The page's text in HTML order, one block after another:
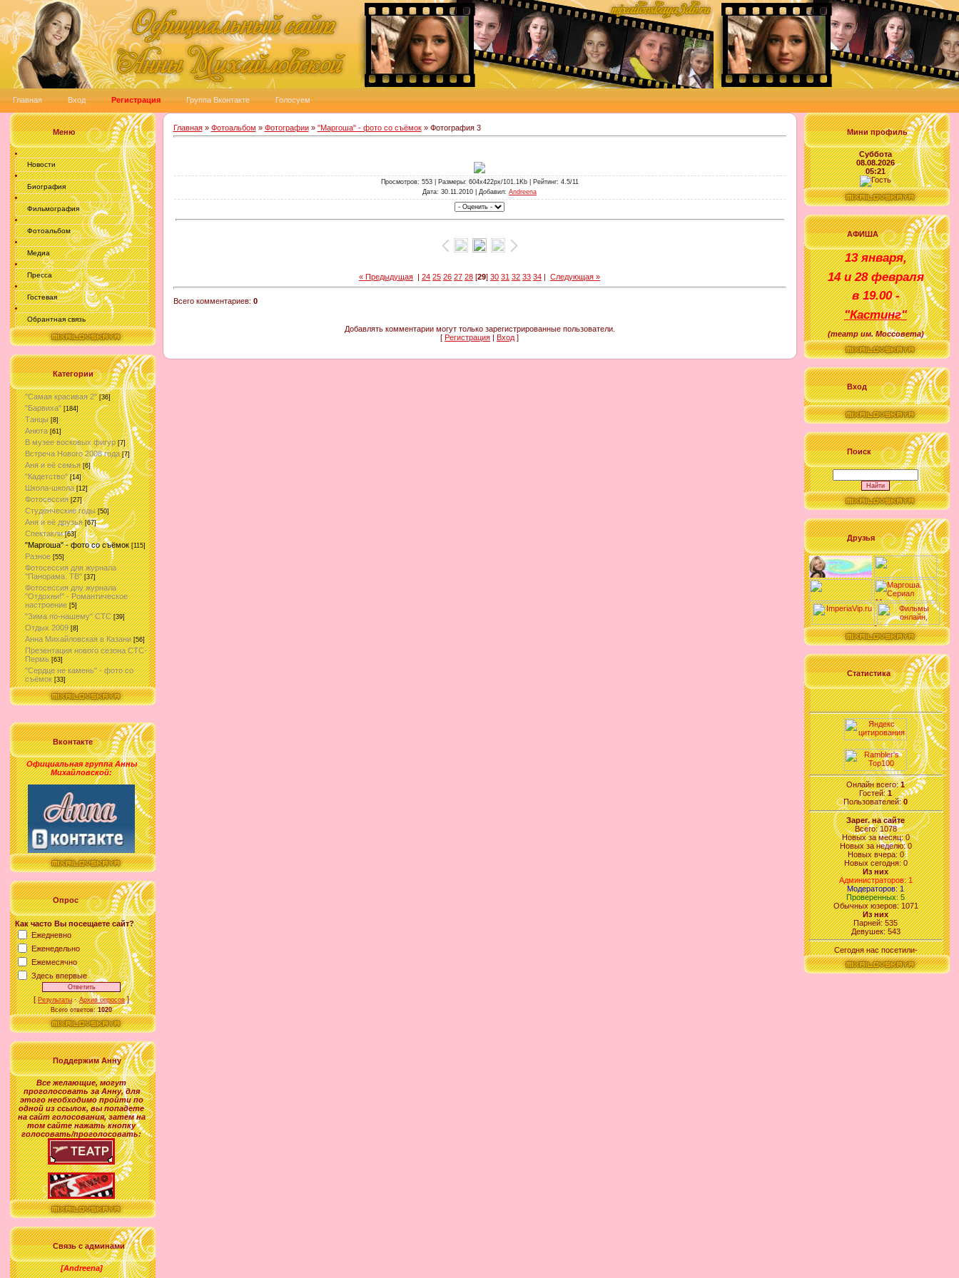
Главная Вход Регистрация Группа Вконтакте Голосуем
Меню
Новости
Биография
Фильмография
Фотоальбом
Медиа
Пресса
Гостевая
Обрантная связь
Категории
"Самая красивая 2" [36]
"Барвиха" [184]
Танцы [8]
Анюта [61]
В музее восковых фигур [7]
Встреча Нового 2008 года [7]
Аня и её семья [6]
"Кадетство" [14]
Школа-школа [12]
Фотосессия [27]
Студенческие годы [50]
Аня и её друзья [67]
Спектакли [63]
"Маргоша" - фото со съёмок [115]
Разное [55]
Фотосессия для журнала
"Панорама. ТВ" [37]
Фотосессия длу журнала
"Отдохни!" - Романтическое
настроение [5]
"Зима по-нашему" СТС [39]
Отдых 2009 [8]
Анна Михайловская в Казани [56]
Презентация нового сезона СТС-
Пермь [63]
"Сердце не камень" - фото со
съёмок [33]
Вконтакте
Официальная группа Анны
Михайловской:
Опрос
Как часто Вы посещаете сайт?
Ежедневно
Еженедельно
Ежемесячно
Здесь впервые
[Результаты·Архив опросов]
Всего ответов:1020
Поддержим Анну
Все желающие,могут
проголосовать заАнну, для
этого необходимо пройти по
одной из ссылок, вы попадете
на сайт голосования, затем на
том сайте нажать кнопку
голосовать/проголосовать:
Связь с админами
[Andreena]
Главная» Фотоальбом » Фотографии» "Маргоша" - фото со съёмок» Фотография 3
Просмотров: 553 | Размеры: 604x422px/101.1Kb | Рейтинг: 4.5/11
Дата: 30.11.2010 | Добавил: Andreena
« Предыдущая | 24 25 26 27 28 [29] 30 31 32 33 34 | Следующая »
Всего комментариев: 0
Добавлять комментарии могут только зарегистрированные пользователи.
[ Регистрация Вход]
Мини профиль
Суббота
08.08.2026
05:21
АФИША
13 января,
14 и 28 февраля
в19.00 -
"Кастинг"
(театр им. Моссовета)
Вход
Поиск
Друзья
Статистика
Онлайн всего:1
Гостей:1
Пользователей:0
Зарег. на сайте
Всего: 1078
Новых за месяц: 0
Новых за неделю: 0
Новых вчера: 0
Новых сегодня: 0
Из них
Администраторов: 1
Модераторов: 1
Проверенных: 5
Обычных юзеров: 1071
Из них
Парней: 535
Девушек: 543
Сегодня нас посетили-